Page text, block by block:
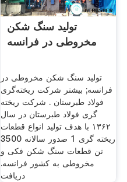
تولید سنگ شکن
مخروطی در فرانسه
تولید سنگ شکن مخروطی در
فرانسه; بیشتر شرکت ریخته‌گری
فولاد طبرستان . شرکت ریخته
گری فولاد طبرستان در سال
۱۳۶۲ با هدف تولید انواع قطعات
ریخته گری 1 صدور سالانه 3500
تن قطعات سنگ شکن فکی و
مخروطی به کشور فرانسه.
دریافت